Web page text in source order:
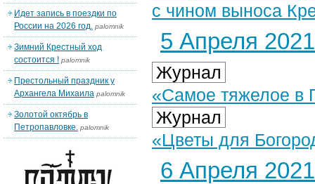
с чином выноса
5 Апреля 2021
Журнал
«Самое тяжелое в
Журнал
«Цветы для
6 Апреля 2021
Идет запись в поездки по
России на 2026 год. palomnik
Зимний Крестный ход
состоится ! palomnik
Престольный праздник у
Архангела Михаила palomnik
Золотой октябрь в
Петропавловке. palomnik